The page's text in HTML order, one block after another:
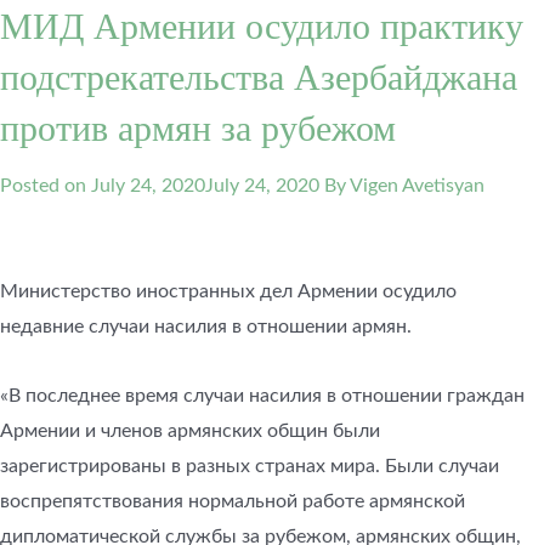
МИД Армении осудило практику
подстрекательства Азербайджана
против армян за рубежом
Posted on July 24, 2020July 24, 2020 By Vigen Avetisyan
Министерство иностранных дел Армении осудило
недавние случаи насилия в отношении армян.
«В последнее время случаи насилия в отношении граждан
Армении и членов армянских общин были
зарегистрированы в разных странах мира. Были случаи
воспрепятствования нормальной работе армянской
дипломатической службы за рубежом, армянских общин,